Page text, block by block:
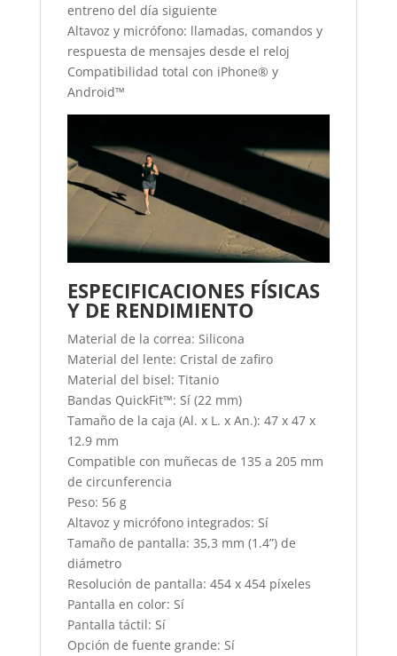
entreno del día siguiente
Altavoz y micrófono: llamadas, comandos y
respuesta de mensajes desde el reloj
Compatibilidad total con iPhone® y
Android™
ESPECIFICACIONES FÍSICAS
Y DE RENDIMIENTO
Material de la correa: Silicona
Material del lente: Cristal de zafiro
Material del bisel: Titanio
Bandas QuickFit™: Sí (22 mm)
Tamaño de la caja (Al. x L. x An.): 47 x 47 x
12.9 mm
Compatible con muñecas de 135 a 205 mm
de circunferencia
Peso: 56 g
Altavoz y micrófono integrados: Sí
Tamaño de pantalla: 35,3 mm (1.4”) de
diámetro
Resolución de pantalla: 454 x 454 píxeles
Pantalla en color: Sí
Pantalla táctil: Sí
Opción de fuente grande: Sí